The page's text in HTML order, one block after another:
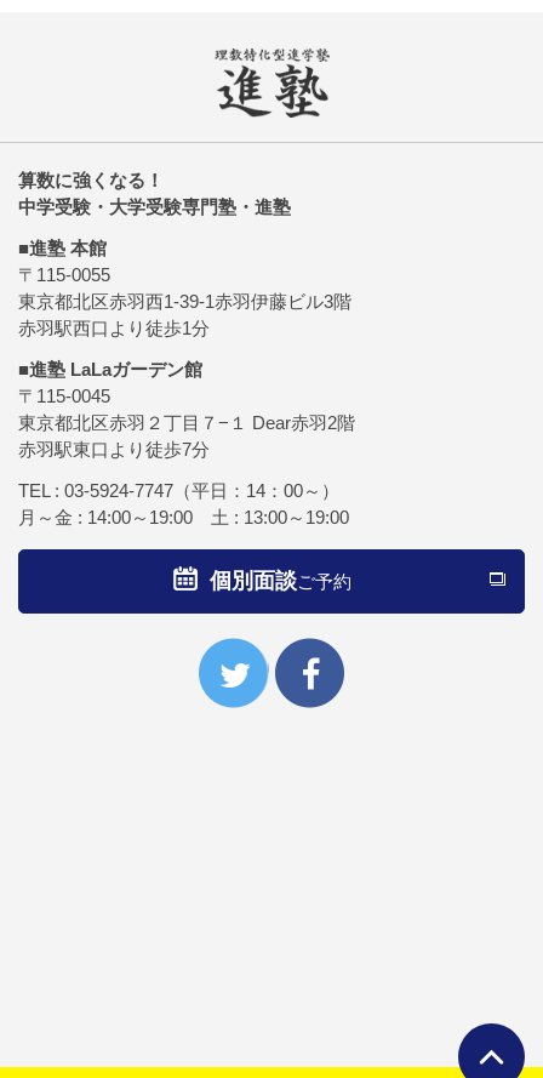
算数に強くなる！
中学受験・大学受験専門塾・進塾
■進塾 本館
〒115-0055
東京都北区赤羽西1-39-1赤羽伊藤ビル3階
赤羽駅西口より徒歩1分
■進塾 LaLaガーデン館
〒115-0045
東京都北区赤羽２丁目７−１ Dear赤羽2階
赤羽駅東口より徒歩7分
TEL : 03-5924-7747 （平日：14：00～）
月～金 : 14:00～19:00 土 : 13:00～19:00
個別面談ご予約